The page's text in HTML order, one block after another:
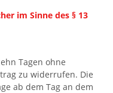
im Sinne des § 13
Tagen ohne
zu widerrufen. Die
ab dem Tag an dem